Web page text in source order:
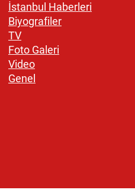
İstanbul Haberleri
Biyografiler
TV
Foto Galeri
Video
Genel